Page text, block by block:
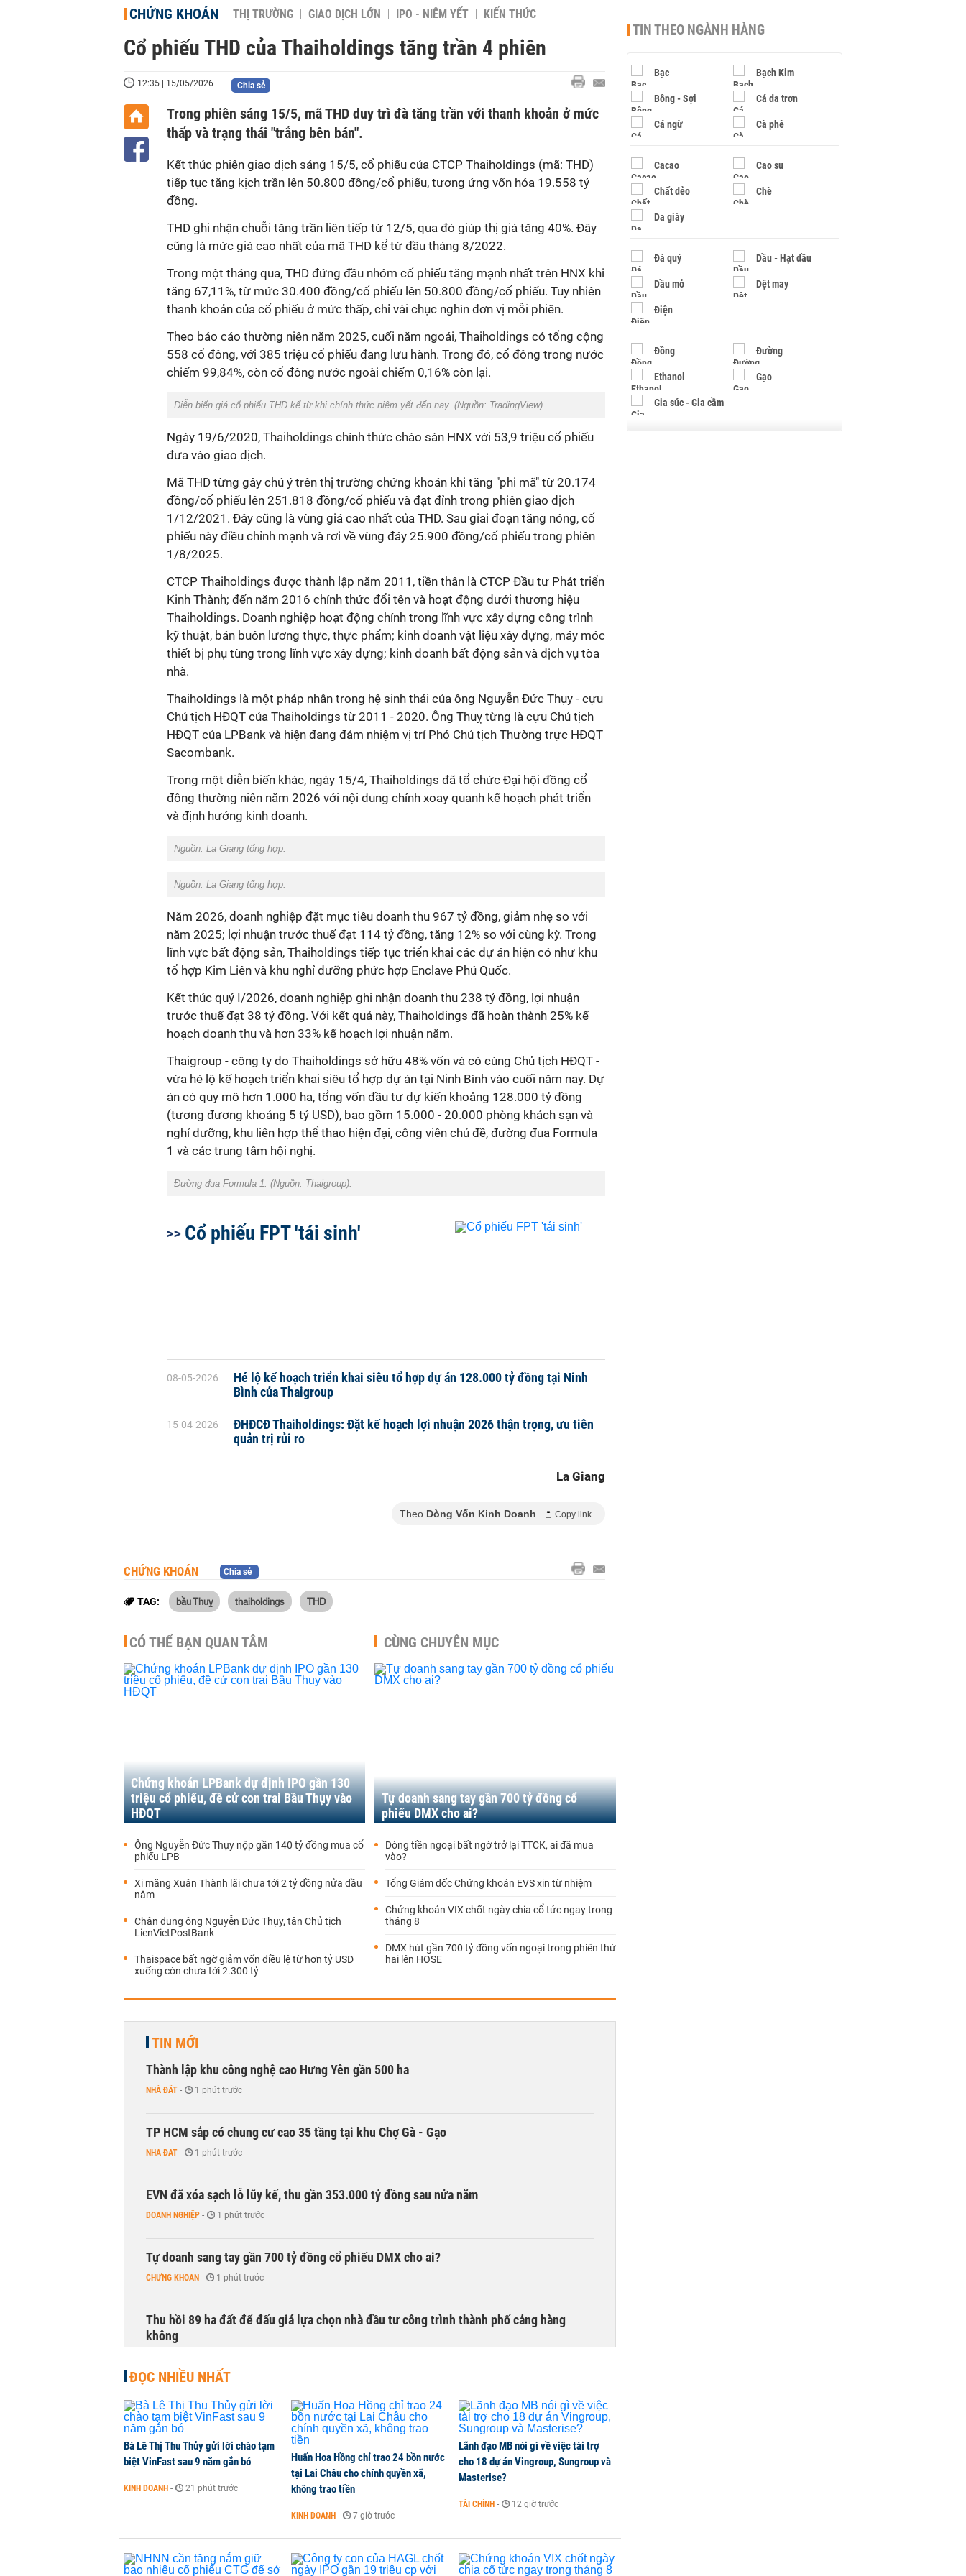
CHỨNG KHOÁN THỊ TRƯỜNG GIAO DỊCH LỚN IPO - NIÊM YẾT KIẾN THỨC
Cổ phiếu THD của Thaiholdings tăng trần 4 phiên
12:35 | 15/05/2026 Chia sẻ
Trong phiên sáng 15/5, mã THD duy trì đà tăng trần với thanh khoản ở mức
thấp và trạng thái "trắng bên bán".
Kết thúc phiên giao dịch sáng 15/5, cổ phiếu của CTCP Thaiholdings (mã: THD)
tiếp tục tăng kịch trần lên 50.800 đồng/cổ phiếu, tương ứng vốn hóa 19.558 tỷ
đồng.
THD ghi nhận chuỗi tăng trần liên tiếp từ 12/5, qua đó giúp thị giá tăng 40%. Đây
cũng là mức giá cao nhất của mã THD kể từ đầu tháng 8/2022.
Trong một tháng qua, THD đứng đầu nhóm cổ phiếu tăng mạnh nhất trên HNX khi
tăng 67,11%, từ mức 30.400 đồng/cổ phiếu lên 50.800 đồng/cổ phiếu. Tuy nhiên
thanh khoản của cổ phiếu ở mức thấp, chỉ vài chục nghìn đơn vị mỗi phiên.
Theo báo cáo thường niên năm 2025, cuối năm ngoái, Thaiholdings có tổng cộng
558 cổ đông, với 385 triệu cổ phiếu đang lưu hành. Trong đó, cổ đông trong nước
chiếm 99,84%, còn cổ đông nước ngoài chiếm 0,16% còn lại.
Diễn biến giá cổ phiếu THD kể từ khi chính thức niêm yết đến nay. (Nguồn: TradingView).
Ngày 19/6/2020, Thaiholdings chính thức chào sàn HNX với 53,9 triệu cổ phiếu
đưa vào giao dịch.
Mã THD từng gây chú ý trên thị trường chứng khoán khi tăng "phi mã" từ 20.174
đồng/cổ phiếu lên 251.818 đồng/cổ phiếu và đạt đỉnh trong phiên giao dịch
1/12/2021. Đây cũng là vùng giá cao nhất của THD. Sau giai đoạn tăng nóng, cổ
phiếu này điều chỉnh mạnh và rơi về vùng đáy 25.900 đồng/cổ phiếu trong phiên
1/8/2025.
CTCP Thaiholdings được thành lập năm 2011, tiền thân là CTCP Đầu tư Phát triển
Kinh Thành; đến năm 2016 chính thức đổi tên và hoạt động dưới thương hiệu
Thaiholdings. Doanh nghiệp hoạt động chính trong lĩnh vực xây dựng công trình
kỹ thuật, bán buôn lương thực, thực phẩm; kinh doanh vật liệu xây dựng, máy móc
thiết bị phụ tùng trong lĩnh vực xây dựng; kinh doanh bất động sản và dịch vụ tòa
nhà.
Thaiholdings là một pháp nhân trong hệ sinh thái của ông Nguyễn Đức Thụy - cựu
Chủ tịch HĐQT của Thaiholdings từ 2011 - 2020. Ông Thuỵ từng là cựu Chủ tịch
HĐQT của LPBank và hiện đang đảm nhiệm vị trí Phó Chủ tịch Thường trực HĐQT
Sacombank.
Trong một diễn biến khác, ngày 15/4, Thaiholdings đã tổ chức Đại hội đồng cổ
đông thường niên năm 2026 với nội dung chính xoay quanh kế hoạch phát triển
và định hướng kinh doanh.
Nguồn: La Giang tổng hợp.
Nguồn: La Giang tổng hợp.
Năm 2026, doanh nghiệp đặt mục tiêu doanh thu 967 tỷ đồng, giảm nhẹ so với
năm 2025; lợi nhuận trước thuế đạt 114 tỷ đồng, tăng 12% so với cùng kỳ. Trong
lĩnh vực bất động sản, Thaiholdings tiếp tục triển khai các dự án hiện có như khu
tổ hợp Kim Liên và khu nghỉ dưỡng phức hợp Enclave Phú Quốc.
Kết thúc quý I/2026, doanh nghiệp ghi nhận doanh thu 238 tỷ đồng, lợi nhuận
trước thuế đạt 38 tỷ đồng. Với kết quả này, Thaiholdings đã hoàn thành 25% kế
hoạch doanh thu và hơn 33% kế hoạch lợi nhuận năm.
Thaigroup - công ty do Thaiholdings sở hữu 48% vốn và có cùng Chủ tịch HĐQT -
vừa hé lộ kế hoạch triển khai siêu tổ hợp dự án tại Ninh Bình vào cuối năm nay. Dự
án có quy mô hơn 1.000 ha, tổng vốn đầu tư dự kiến khoảng 128.000 tỷ đồng
(tương đương khoảng 5 tỷ USD), bao gồm 15.000 - 20.000 phòng khách sạn và
nghỉ dưỡng, khu liên hợp thể thao hiện đại, công viên chủ đề, đường đua Formula
1 và các trung tâm hội nghị.
Đường đua Formula 1. (Nguồn: Thaigroup).
Cổ phiếu FPT 'tái sinh'
08-05-2026
Hé lộ kế hoạch triển khai siêu tổ hợp dự án 128.000 tỷ đồng tại Ninh
Bình của Thaigroup
15-04-2026
ĐHĐCĐ Thaiholdings: Đặt kế hoạch lợi nhuận 2026 thận trọng, ưu tiên
quản trị rủi ro
La Giang
Theo Dòng Vốn Kinh Doanh Copy link
CHỨNG KHOÁN Chia sẻ
TAG: bầu Thuỵ thaiholdings THD
CÓ THỂ BẠN QUAN TÂM
Chứng khoán LPBank dự định IPO gần 130
triệu cổ phiếu, đề cử con trai Bầu Thụy vào
HĐQT
Ông Nguyễn Đức Thụy nộp gần 140 tỷ đồng mua cổ
phiếu LPB
Xi măng Xuân Thành lãi chưa tới 2 tỷ đồng nửa đầu
năm
Chân dung ông Nguyễn Đức Thụy, tân Chủ tịch
LienVietPostBank
Thaispace bất ngờ giảm vốn điều lệ từ hơn tỷ USD
xuống còn chưa tới 2.300 tỷ
CÙNG CHUYÊN MỤC
Tự doanh sang tay gần 700 tỷ đồng cổ
phiếu DMX cho ai?
Dòng tiền ngoại bất ngờ trở lại TTCK, ai đã mua
vào?
Tổng Giám đốc Chứng khoán EVS xin từ nhiệm
Chứng khoán VIX chốt ngày chia cổ tức ngay trong
tháng 8
DMX hút gần 700 tỷ đồng vốn ngoại trong phiên thứ
hai lên HOSE
TIN MỚI
Thành lập khu công nghệ cao Hưng Yên gần 500 ha
NHÀ ĐẤT - 1 phút trước
TP HCM sắp có chung cư cao 35 tầng tại khu Chợ Gà - Gạo
NHÀ ĐẤT - 1 phút trước
EVN đã xóa sạch lỗ lũy kế, thu gần 353.000 tỷ đồng sau nửa năm
DOANH NGHIỆP - 1 phút trước
Tự doanh sang tay gần 700 tỷ đồng cổ phiếu DMX cho ai?
CHỨNG KHOÁN - 1 phút trước
Thu hồi 89 ha đất để đấu giá lựa chọn nhà đầu tư công trình thành phố cảng hàng
không
Dòng tiền ngoại bất ngờ trở lại TTCK, ai đã mua vào?
CHỨNG KHOÁN 1 phút trước
Kiến nghị đưa người bán hàng online, lao động công trình đóng BHXH bắt buộc
TikToker Khánh Sky, Vua Quạt, Hồ Văn Khoa bị khởi tố
ĐỌC NHIỀU NHẤT
Bà Lê Thị Thu Thủy gửi lời chào tạm
biệt VinFast sau 9 năm gắn bó
KINH DOANH - 21 phút trước
Huấn Hoa Hồng chỉ trao 24 bồn nước
tại Lai Châu cho chính quyền xã,
không trao tiền
KINH DOANH - 7 giờ trước
Lãnh đạo MB nói gì về việc tài trợ
cho 18 dự án Vingroup, Sungroup và
Masterise?
TÀI CHÍNH - 12 giờ trước
TIN THEO NGÀNH HÀNG
Bạc Bạch Kim
Bông - Sợi Cá da trơn
Cá ngừ Cà phê
Cacao Cao su
Chất dẻo Chè
Da giày
Đá quý Dầu - Hạt dầu
Dầu mỏ Dệt may
Điện
Đồng Đường
Ethanol Gạo
Gia súc - Gia cầm